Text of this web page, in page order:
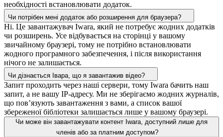
необхідності встановлювати додаток.
Чи потрібен мені додаток або розширення для браузера?
Ні. Це завантажувач Iwara, який не потребує жодних додатків
чи розширень. Усе відбувається на сторінці у вашому
звичайному браузері, тому не потрібно встановлювати
жодного програмного забезпечення, і після використання
нічого не залишається.
Чи дізнається Івара, що я завантажив відео?
Запит проходить через наші сервери, тому Iwara бачить наш
запит, а не вашу IP-адресу. Ми не зберігаємо жодних журналів,
що пов’язують завантаження з вами, а список вашої
збереженої бібліотеки залишається лише у вашому браузері.
Чи може він завантажувати контент Iwara, доступний лише для
членів або за платним доступом?